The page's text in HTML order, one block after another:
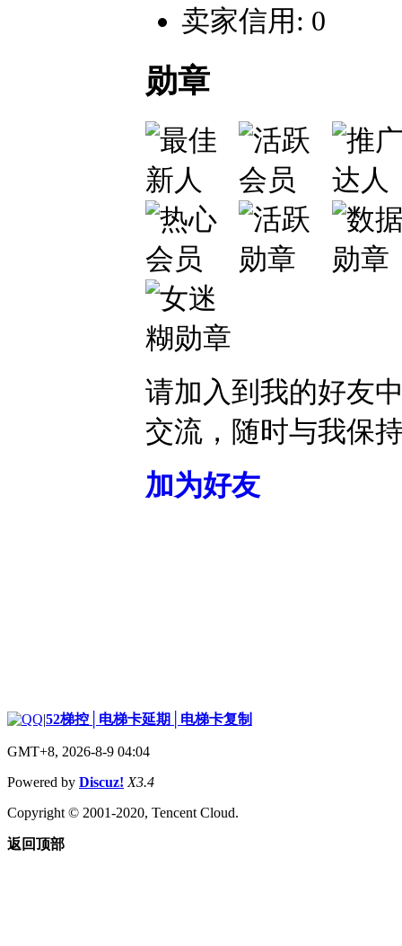
卖家信用: 0
勋章
请加入到我的好友
交流，随时与我保
加为好友
|52梯控│电梯卡延期│电梯卡复制
GMT+8, 2026-8-9 04:04
Powered by Discuz! X3.4
Copyright © 2001-2020, Tencent Cloud.
返回顶部